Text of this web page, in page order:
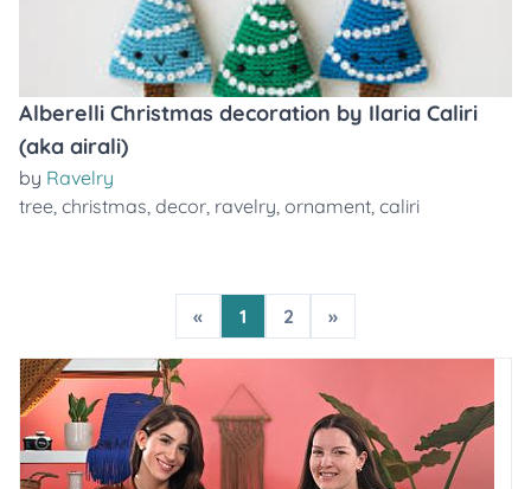
Alberelli Christmas decoration by Ilaria Caliri
(aka airali)
by Ravelry
tree, christmas, decor, ravelry, ornament, caliri
« 1 2 »